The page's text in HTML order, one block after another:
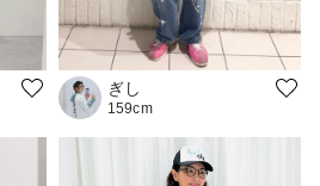
ぎし
159cm